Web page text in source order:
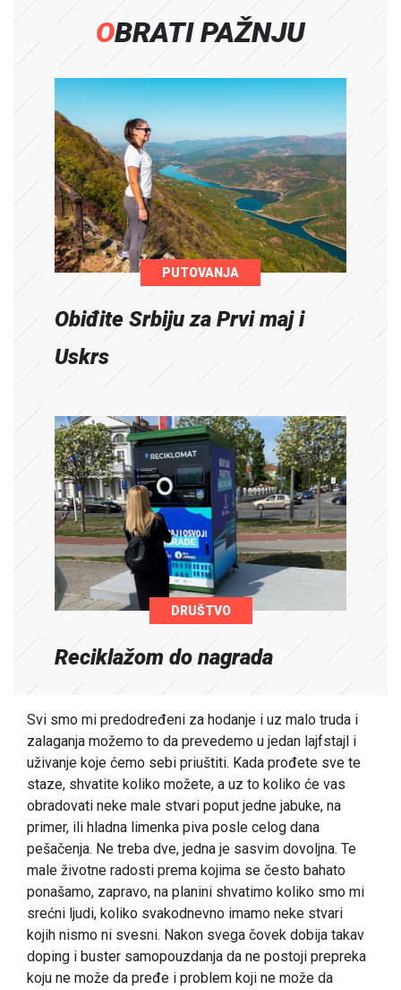
OBRATI PAŽNJU
PUTOVANJA
Obiđite Srbiju za Prvi maj i
Uskrs
DRUŠTVO
Reciklažom do nagrada
Svi smo mi predodređeni za hodanje i uz malo truda i
zalaganja možemo to da prevedemo u jedan lajfstajl i
uživanje koje ćemo sebi priuštiti. Kada prođete sve te
staze, shvatite koliko možete, a uz to koliko će vas
obradovati neke male stvari poput jedne jabuke, na
primer, ili hladna limenka piva posle celog dana
pešačenja. Ne treba dve, jedna je sasvim dovoljna. Te
male životne radosti prema kojima se često bahato
ponašamo, zapravo, na planini shvatimo koliko smo mi
srećni ljudi, koliko svakodnevno imamo neke stvari
kojih nismo ni svesni. Nakon svega čovek dobija takav
doping i buster samopouzdanja da ne postoji prepreka
koju ne može da pređe i problem koji ne može da